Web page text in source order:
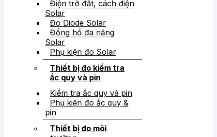
Điện trở đất, cách điện
Solar
Đo Diode Solar
Đồng hồ đa năng
Solar
Phụ kiện đo Solar
Thiết bị đo kiểm tra
ắc quy và pin
Kiểm tra ắc quy và pin
Phụ kiện đo ắc quy &
pin
Thiết bị đo môi